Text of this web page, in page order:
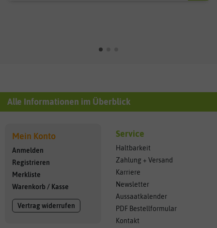
Alle Informationen im Überblick
Mein Konto
Anmelden
Registrieren
Merkliste
Warenkorb / Kasse
Vertrag widerrufen
Service
Haltbarkeit
Zahlung + Versand
Karriere
Newsletter
Aussaatkalender
PDF Bestellformular
Kontakt